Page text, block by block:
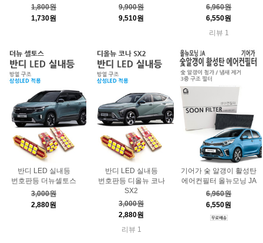
1,800원
1,730원
9,900원
9,510원
6,960원
6,550원
리뷰 1
반디 LED 실내등
번호판등 더뉴셀토스
3,000원
2,880원
반디 LED 실내등
번호판등 디올뉴 코나
SX2
3,000원
2,880원
리뷰 1
기어가 숯 알갱이 활성탄
에어컨필터 올뉴모닝 JA
6,960원
6,550원